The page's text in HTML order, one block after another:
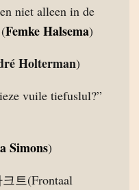
niet alleen in de
Femke Halsema)
Holterman)
vuile tiefuslul?”
Simons)
트(Frontaal